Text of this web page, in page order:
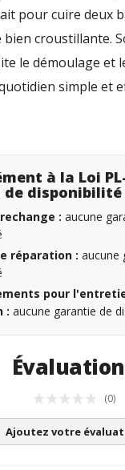
pour cuire deux
bien croustillante.
le démoulage et
simple et
à la Loi
de disponibilité
: aucune
réparation : aucune
pour
: aucune garantie de
(0)
Ajoutez votre